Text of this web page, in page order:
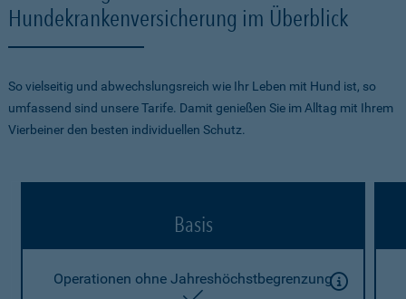
Hundekrankenversicherung im Überblick
So vielseitig und abwechslungsreich wie Ihr Leben mit Hund ist, so
umfassend sind unsere Tarife. Damit genießen Sie im Alltag mit Ihrem
Vierbeiner den besten individuellen Schutz.
Basis
Operationen ohne Jahreshöchstbegrenzung